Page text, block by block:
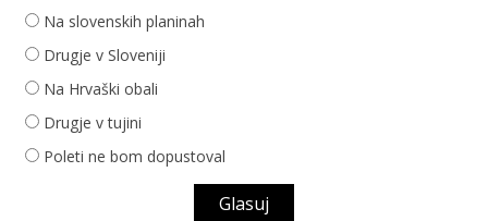
Na slovenskih planinah
Drugje v Sloveniji
Na Hrvaški obali
Drugje v tujini
Poleti ne bom dopustoval